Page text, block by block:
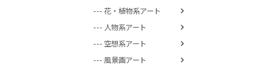
--- 花・植物系アート
--- 人物系アート
--- 空想系アート
--- 風景画アート